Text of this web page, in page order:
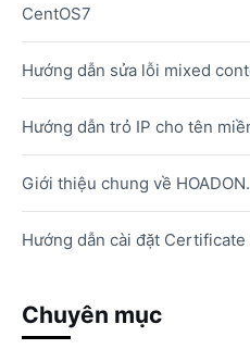
CentOS7
Hướng dẫn sửa lỗi mixed
Hướng dẫn trỏ IP cho tên
Giới thiệu chung về
Hướng dẫn cài đặt
Chuyên mục